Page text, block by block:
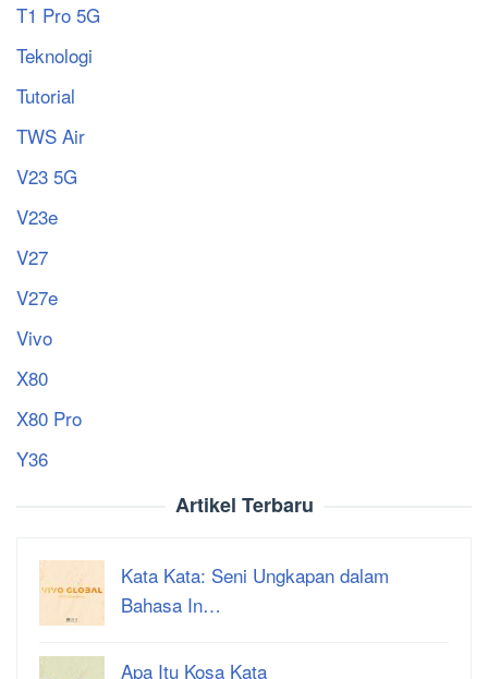
T1 Pro 5G
Teknologi
Tutorial
TWS Air
V23 5G
V23e
V27
V27e
Vivo
X80
X80 Pro
Y36
Artikel Terbaru
Kata Kata: Seni Ungkapan dalam
Bahasa In…
Apa Itu Kosa Kata